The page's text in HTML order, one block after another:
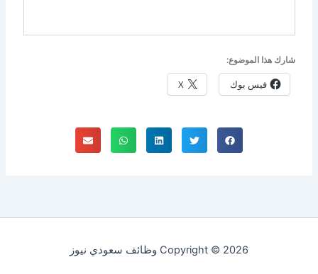
شارك هذا الموضوع:
فيس بوك X
Copyright © 2026 وظائف سعودي نيوز